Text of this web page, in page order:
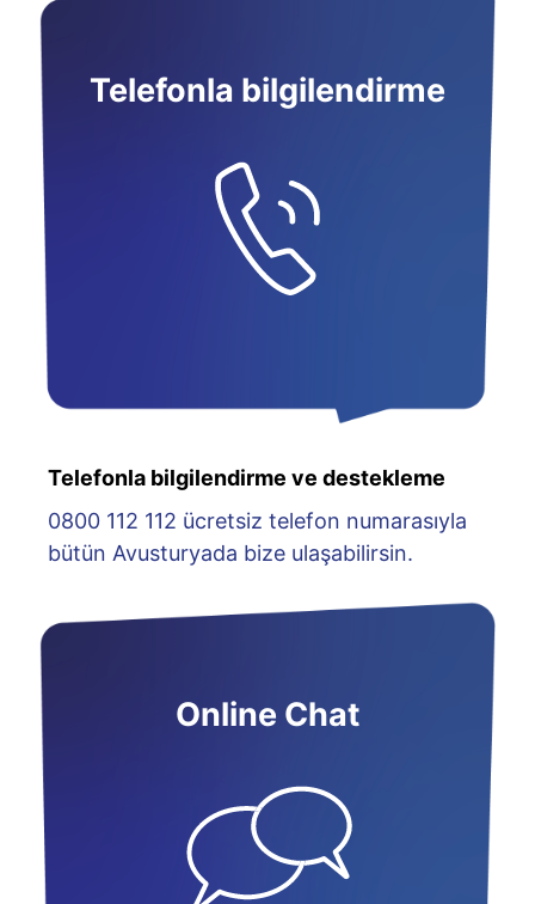
Telefonla bilgilendirme
Telefonla bilgilendirme ve destekleme
0800 112 112 ücretsiz telefon numarasıyla
bütün Avusturyada bize ulaşabilirsin.
Online Chat